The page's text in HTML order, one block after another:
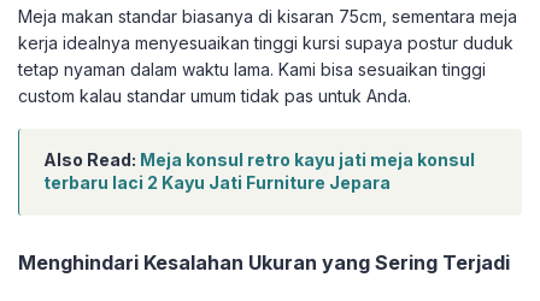
Meja makan standar biasanya di kisaran 75cm, sementara meja
kerja idealnya menyesuaikan tinggi kursi supaya postur duduk
tetap nyaman dalam waktu lama. Kami bisa sesuaikan tinggi
custom kalau standar umum tidak pas untuk Anda.
Also Read: Meja konsul retro kayu jati meja konsul
terbaru laci 2 Kayu Jati Furniture Jepara
Menghindari Kesalahan Ukuran yang Sering Terjadi